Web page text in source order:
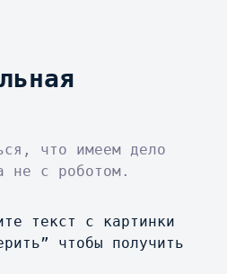
что имеем дело
не с роботом.
текст с картинки
чтобы получить